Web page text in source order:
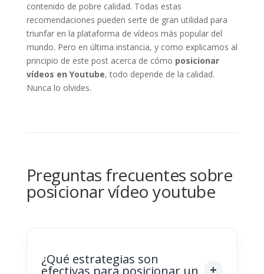
contenido de pobre calidad. Todas estas
recomendaciones pueden serte de gran utilidad para
triunfar en la plataforma de vídeos más popular del
mundo. Pero en última instancia, y como explicamos al
principio de este post acerca de cómo posicionar
vídeos en Youtube, todo depende de la calidad.
Nunca lo olvides.
Preguntas frecuentes sobre
posicionar vídeo youtube
¿Qué estrategias son